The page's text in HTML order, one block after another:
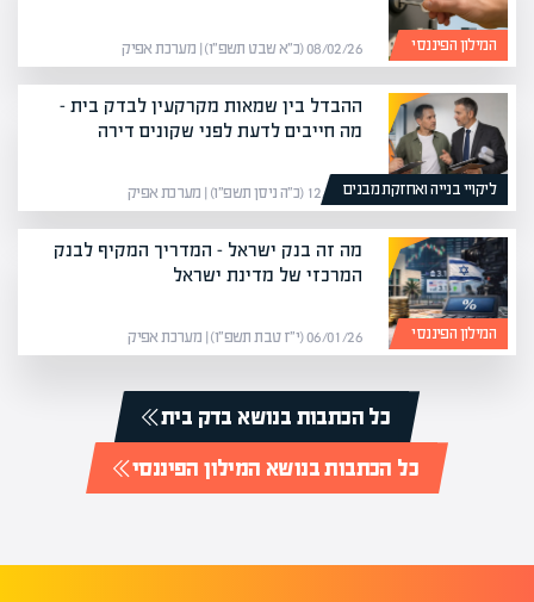
המילון הפיננסי 08/02/26 (כ״א שבט תשפ״ו) | מערכת אפיק
ליקויי בנייה ואחזקת מבנים
ההבדל בין שמאות מקרקעין לבדק בית –
מה חייבים לדעת לפני שקונים דירה
12/04/26 (כ״ה ניסן תשפ״ו) | מערכת אפיק
המילון הפיננסי
מה זה בנק ישראל – המדריך המקיף לבנק
המרכזי של מדינת ישראל
06/01/26 (י״ז טבת תשפ״ו) | מערכת אפיק
כל הכתבות בנושא בדק בית
כל הכתבות בנושא המילון הפיננסי